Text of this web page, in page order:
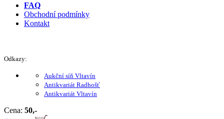
FAQ
Obchodní podmínky
Kontakt
Odkazy:
Aukční síň Vltavín
Antikvariát Radhošť
Antikvariát Vltavín
Cena: 50,-